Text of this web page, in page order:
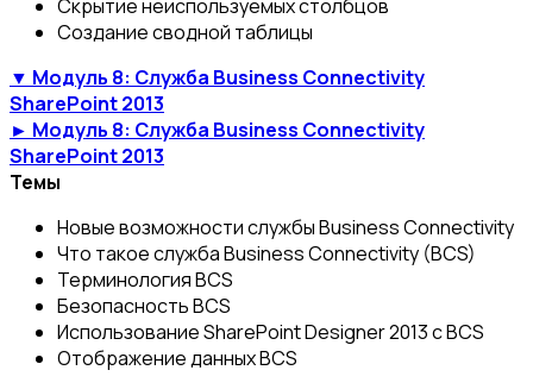
Скрытие неиспользуемых столбцов
Создание сводной таблицы
▼ Модуль 8: Служба Business Connectivity
SharePoint 2013
► Модуль 8: Служба Business Connectivity
SharePoint 2013
Темы
Новые возможности службы Business Connectivity
Что такое служба Business Connectivity (BCS)
Терминология BCS
Безопасность BCS
Использование SharePoint Designer 2013 с BCS
Отображение данных BCS